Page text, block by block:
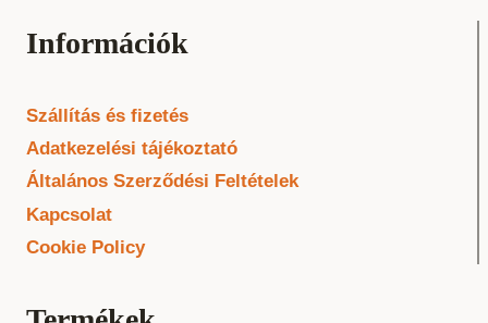
Információk
Szállítás és fizetés
Adatkezelési tájékoztató
Általános Szerződési Feltételek
Kapcsolat
Cookie Policy